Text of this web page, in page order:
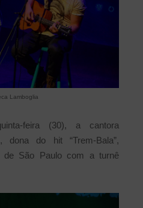
Lamboglia
feira (30), a cantora
, dona do hit “Trem-Bala”,
de São Paulo com a turnê